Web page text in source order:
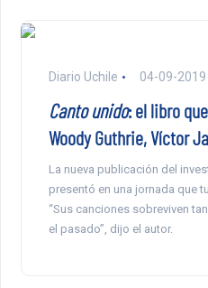
Diario Uchile 04-09-2019
Canto unido: el libro
Woody Guthrie, Víctor
La nueva publicación del
presentó en una jornada que
“Sus canciones sobreviven
el pasado”, dijo el autor.